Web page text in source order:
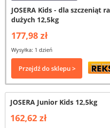
JOSERA Kids - dla szczeniąt
dużych 12,5kg
177,98 zł
Wysyłka: 1 dzień
Przejdź do sklepu >
JOSERA Junior Kids 12,5kg
162,62 zł